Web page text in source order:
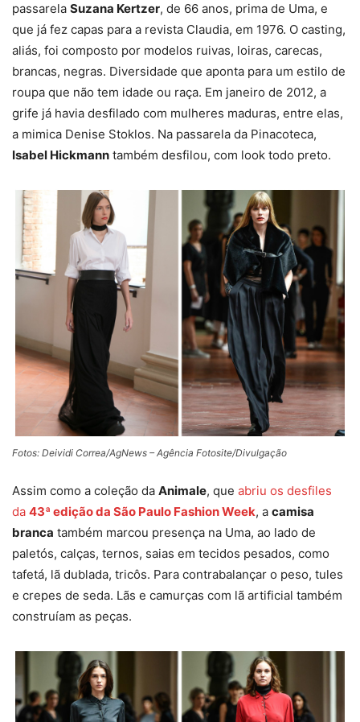
passarela Suzana Kertzer, de 66 anos, prima de Uma, e
que já fez capas para a revista Claudia, em 1976. O casting,
aliás, foi composto por modelos ruivas, loiras, carecas,
brancas, negras. Diversidade que aponta para um estilo de
roupa que não tem idade ou raça. Em janeiro de 2012, a
grife já havia desfilado com mulheres maduras, entre elas,
a mimica Denise Stoklos. Na passarela da Pinacoteca,
Isabel Hickmann também desfilou, com look todo preto.
Fotos: Deividi Correa/AgNews – Agência Fotosite/Divulgação
Assim como a coleção da Animale, que abriu os desfiles
da 43ª edição da São Paulo Fashion Week, a camisa
branca também marcou presença na Uma, ao lado de
paletós, calças, ternos, saias em tecidos pesados, como
tafetá, lã dublada, tricôs. Para contrabalançar o peso, tules
e crepes de seda. Lãs e camurças com lã artificial também
construíam as peças.